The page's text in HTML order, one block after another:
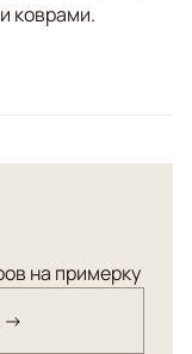
коврами.
на примерку
→